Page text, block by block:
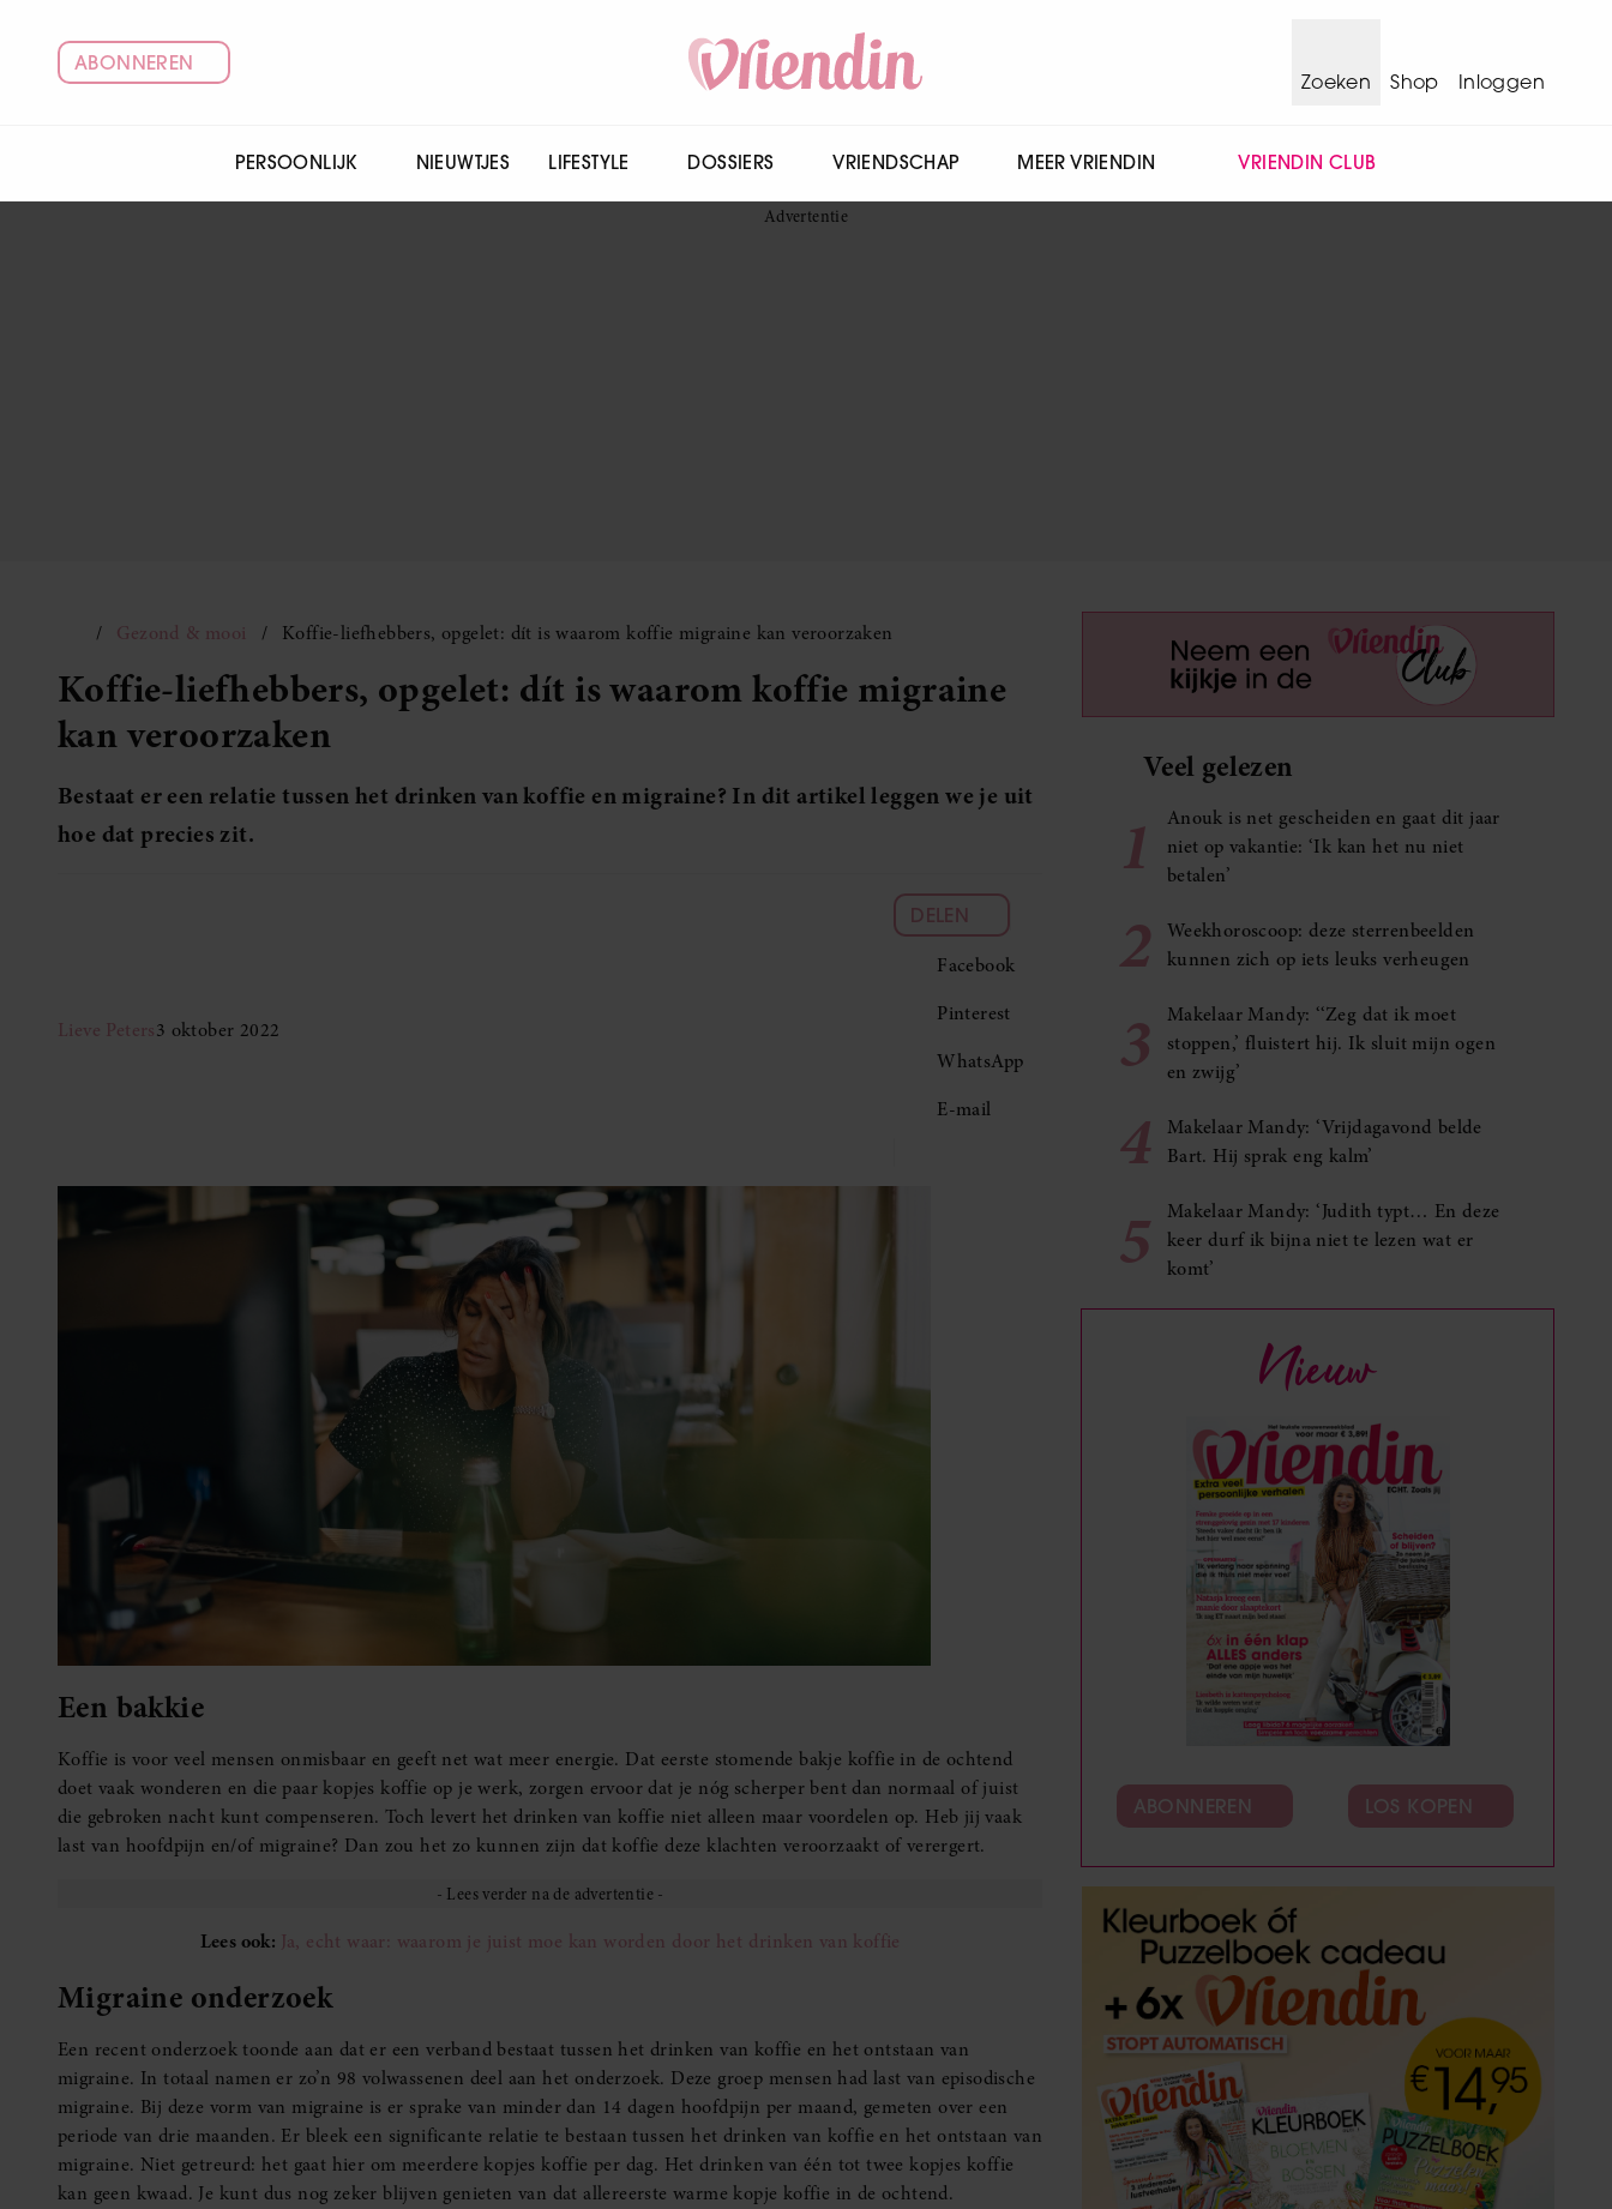
ABONNEREN
Zoeken
Shop Inloggen
PERSOONLIJK NIEUWTJES LIFESTYLE DOSSIERS VRIENDSCHAP MEER VRIENDIN VRIENDIN CLUB
Gezond & mooi Koffie-liefhebbers, opgelet: dít is waarom koffie migraine kan veroorzaken
Koffie-liefhebbers, opgelet: dít is waarom koffie migraine
kan veroorzaken
Bestaat er een relatie tussen het drinken van koffie en migraine? In dit artikel leggen we je uit
hoe dat precies zit.
Lieve Peters3 oktober 2022
DELEN
Facebook
Pinterest
WhatsApp
E-mail
Een bakkie
Koffie is voor veel mensen onmisbaar en geeft net wat meer energie. Dat eerste stomende bakje koffie in de ochtend
doet vaak wonderen en die paar kopjes koffie op je werk, zorgen ervoor dat je nóg scherper bent dan normaal of juist
die gebroken nacht kunt compenseren. Toch levert het drinken van koffie niet alleen maar voordelen op. Heb jij vaak
last van hoofdpijn en/of migraine? Dan zou het zo kunnen zijn dat koffie deze klachten veroorzaakt of verergert.
Lees ook: Ja, echt waar: waarom je juist moe kan worden door het drinken van koffie
Migraine onderzoek
Een recent onderzoek toonde aan dat er een verband bestaat tussen het drinken van koffie en het ontstaan van
migraine. In totaal namen er zo’n 98 volwassenen deel aan het onderzoek. Deze groep mensen had last van episodische
migraine. Bij deze vorm van migraine is er sprake van minder dan 14 dagen hoofdpijn per maand, gemeten over een
periode van drie maanden. Er bleek een significante relatie te bestaan tussen het drinken van koffie en het ontstaan van
migraine. Niet getreurd: het gaat hier om meerdere kopjes koffie per dag. Het drinken van één tot twee kopjes koffie
kan geen kwaad. Je kunt dus nog zeker blijven genieten van dat allereerste warme kopje koffie in de ochtend.
Veel gelezen
1
Anouk is net gescheiden en gaat dit jaar
niet op vakantie: ‘Ik kan het nu niet
betalen’
2
Weekhoroscoop: deze sterrenbeelden
kunnen zich op iets leuks verheugen
3
Makelaar Mandy: ‘‘Zeg dat ik moet
stoppen,’ fluistert hij. Ik sluit mijn ogen
en zwijg’
4
Makelaar Mandy: ‘Vrijdagavond belde
Bart. Hij sprak eng kalm’
5
Makelaar Mandy: ‘Judith typt… En deze
keer durf ik bijna niet te lezen wat er
komt’
Nieuw
ABONNEREN LOS KOPEN